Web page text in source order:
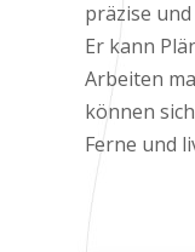
präzise
Er kann
Arbeiten
können
Ferne und